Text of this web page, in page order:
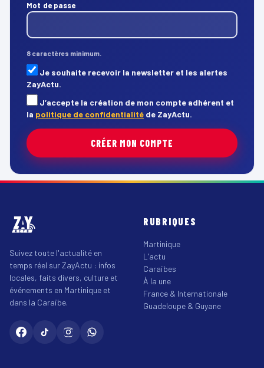
Mot de passe
8 caractères minimum.
Je souhaite recevoir la newsletter et les alertes
ZayActu.
J’accepte la création de mon compte adhérent et
la politique de confidentialité de ZayActu.
CRÉER MON COMPTE
Suivez toute l'actualité en
temps réel sur ZayActu : infos
locales, faits divers, culture et
événements en Martinique et
dans la Caraïbe.
RUBRIQUES
Martinique
L'actu
Caraïbes
À la une
France & Internationale
Guadeloupe & Guyane